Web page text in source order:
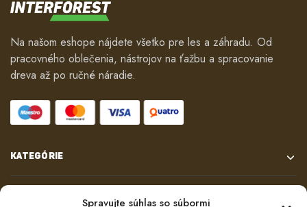
Spravujte súhlas so súbormi
Na našom eshope nájdete všetko pre les a záhradu. Od
pracovného oblečenia, nástrojov na ťažbu a spracovanie
dreva až po ručné náradie.
KATEGÓRIE